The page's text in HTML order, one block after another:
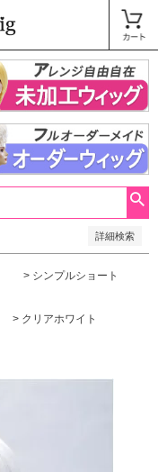
詳細検索
シンプルショート
クリアホワイト